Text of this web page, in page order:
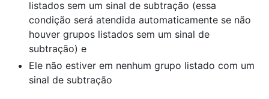
listados sem um sinal de subtração (essa
condição será atendida automaticamente se não
houver grupos listados sem um sinal de
subtração) e
Ele não estiver em nenhum grupo listado com um
sinal de subtração